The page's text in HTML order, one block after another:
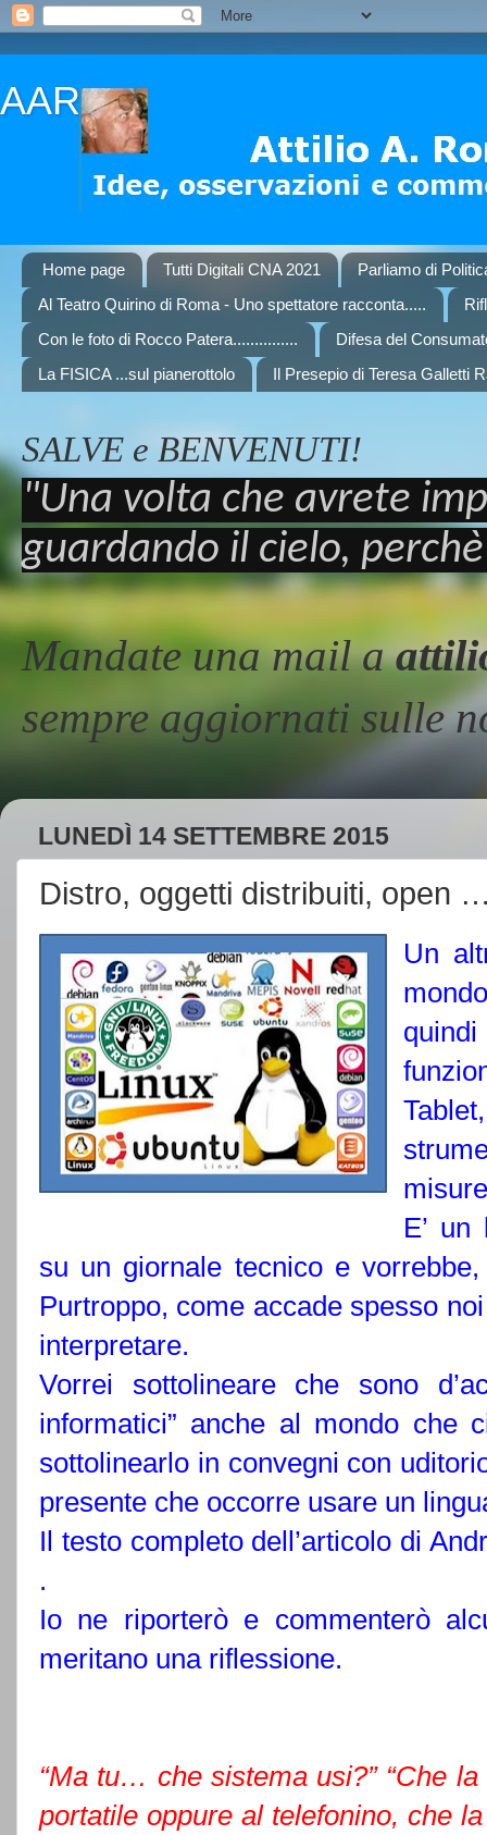
AAR
Home page Tutti Digitali CNA 2021
Parliamo di
Al Teatro Quirino di Roma - Uno spettatore racconta.....
Con le foto di Rocco Patera...............
Difesa del
La FISICA ...sul pianerottolo
Il Presepio di Teresa Galletti
SALVE e BENVENUTI!
"Una volta che avrete
guardando il cielo,
Mandate una mail a
sempre aggiornati sulle
LUNEDÌ 14 SETTEMBRE 2015
Distro, oggetti distribuiti, open
Un
E’ un
su un giornale tecnico e
Purtroppo, come accade spesso
interpretare.
Vorrei sottolineare che sono
informatici” anche al mondo che
sottolinearlo in convegni con
presente che occorre usare un
Il testo completo dell’articolo di
.
Io ne riporterò e commenterò
meritano una riflessione.
“Ma tu… che sistema usi?” “Che
portatile oppure al telefonino, che